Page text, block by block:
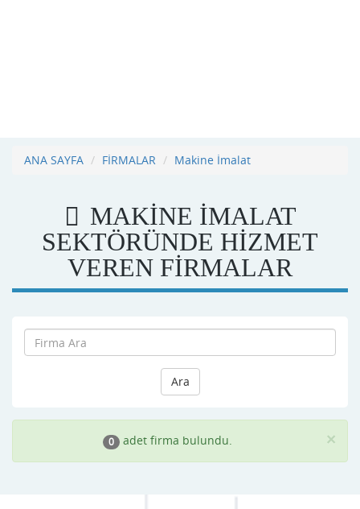
ANA SAYFA FİRMALAR Makine İmalat
MAKINE İMALAT
SEKTÖRÜNDE HİZMET
VEREN FİRMALAR
Ara
×
0 adet firma bulundu.